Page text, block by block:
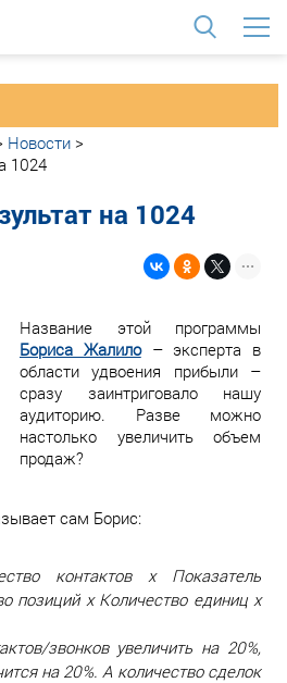
Новости >
1024
на 1024
Название этой программы
Бориса Жалило– эксперта в
области удвоения прибыли –
сразу заинтриговало нашу
аудиторию. Разве можно
настолько увеличить объем
продаж?
сам Борис:
контактов х Показатель
позиций х Количество единиц х
звонков увеличить на 20%,
на 20%. А количество сделок